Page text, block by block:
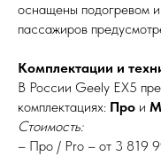
оснащены подогревом
пассажиров
Комплектации и
В России Geely EX5
комплектациях: Про и
Стоимость:
– Про / Pro – от 3 819